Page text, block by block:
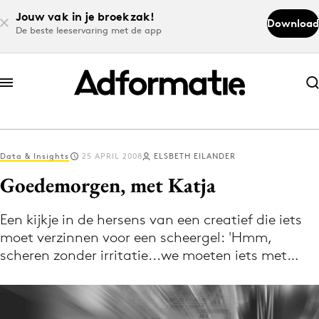
Jouw vak in je broekzak!
De beste leeservaring met de app
Download
Abonneer nu
Abonneer nu
Log in
Download de app
Volg het laatste nieuws via de Adformatie
Nieuws app
Data & Insights 25 APRIL 2008 ELSBETH EILANDER
Goedemorgen, met Katja
Een kijkje in de hersens van een creatief die iets
moet verzinnen voor een scheergel: 'Hmm,
scheren zonder irritatie...we moeten iets met…